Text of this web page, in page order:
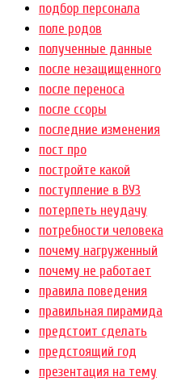
подбор персонала
поле родов
полученные данные
после незащищенного
после переноса
после ссоры
последние изменения
пост про
постройте какой
поступление в ВУЗ
потерпеть неудачу
потребности человека
почему нагруженный
почему не работает
правила поведения
правильная пирамида
предстоит сделать
предстоящий год
презентация на тему